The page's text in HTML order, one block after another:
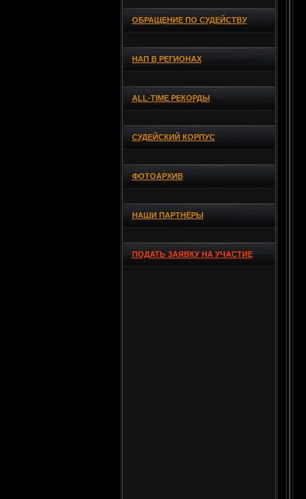
ОБРАЩЕНИЕ ПО СУДЕЙСТВУ
НАП В РЕГИОНАХ
ALL-TIME РЕКОРДЫ
СУДЕЙСКИЙ КОРПУС
ФОТОАРХИВ
НАШИ ПАРТНЁРЫ
ПОДАТЬ ЗАЯВКУ НА УЧАСТИЕ